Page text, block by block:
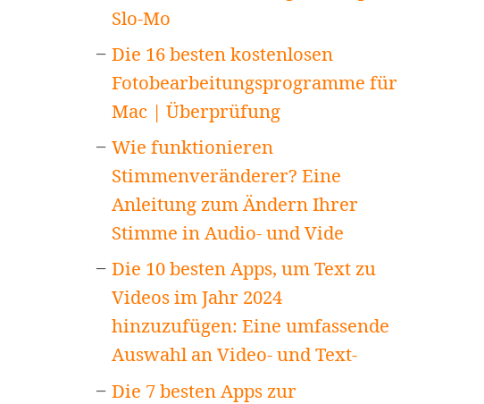
Slo-Mo
Die 16 besten kostenlosen
Fotobearbeitungsprogramme für
Mac | Überprüfung
Wie funktionieren
Stimmenveränderer? Eine
Anleitung zum Ändern Ihrer
Stimme in Audio- und Vide
Die 10 besten Apps, um Text zu
Videos im Jahr 2024
hinzuzufügen: Eine umfassende
Auswahl an Video- und Text-
Die 7 besten Apps zur